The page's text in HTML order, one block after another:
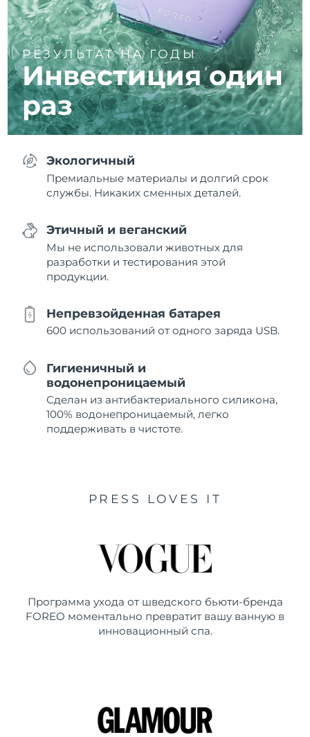
РЕЗУЛЬТАТ НА ГОДЫ
Инвестиция один
раз
Экологичный
Премиальные материалы и долгий срок
службы. Никаких сменных деталей.
Этичный и веганский
Мы не использовали животных для
разработки и тестирования этой
продукции.
Непревзойденная батарея
600 использований от одного заряда USB.
Гигиеничный и
водонепроницаемый
Сделан из антибактериального силикона,
100% водонепроницаемый, легко
поддерживать в чистоте.
PRESS LOVES IT
Программа ухода от шведского бьюти-бренда
FOREO моментально превратит вашу ванную в
инновационный спа.